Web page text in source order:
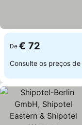
De € 72
Consulte os preços de